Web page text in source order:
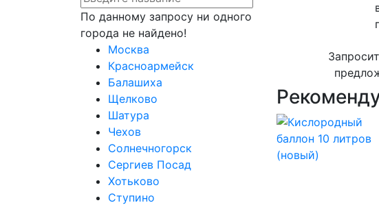
По данному запросу ни одного
города не найдено!
Москва
Красноармейск
Балашиха
Щелково
Шатура
Чехов
Солнечногорск
Сергиев Посад
Хотьково
Ступино